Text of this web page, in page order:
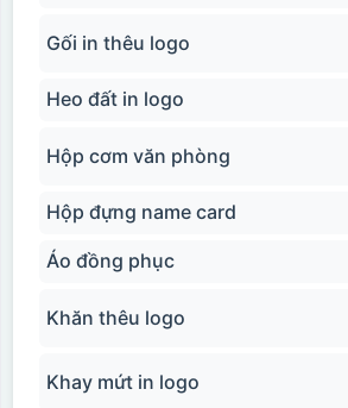
Hộp xi 2 cốc
Gối in thêu logo
Heo đất in logo
Hộp cơm văn phòng
Hộp đựng name card
Áo đồng phục
Khăn thêu logo
Khay mứt in logo